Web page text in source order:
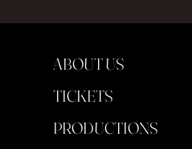
ABOUT US
TICKETS
PRODUCTIONS